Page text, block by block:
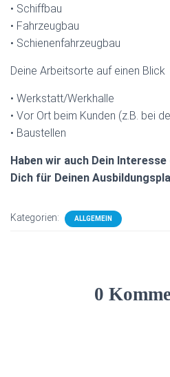
• Schiffbau
• Fahrzeugbau
• Schienenfahrzeugbau
Deine Arbeitsorte auf einen Blick
• Werkstatt/Werkhalle
• Vor Ort beim Kunden (z.B. bei
• Baustellen
Haben wir auch Dein
Dich für Deinen
Kategorien: ALLGEMEIN
0